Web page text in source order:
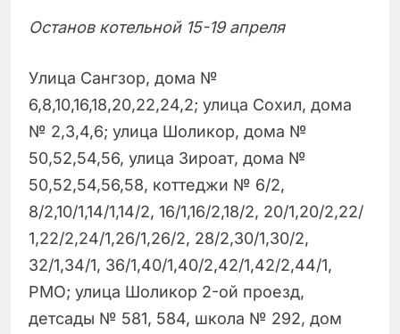
Останов котельной 15-19 апреля
Улица Сангзор, дома №
6,8,10,16,18,20,22,24,2; улица Сохил, дома
№ 2,3,4,6; улица Шоликор, дома №
50,52,54,56, улица Зироат, дома №
50,52,54,56,58, коттеджи № 6/2,
8/2,10/1,14/1,14/2, 16/1,16/2,18/2, 20/1,20/2,22/
1,22/2,24/1,26/1,26/2, 28/2,30/1,30/2,
32/1,34/1, 36/1,40/1,40/2,42/1,42/2,44/1,
РМО; улица Шоликор 2-ой проезд,
детсады № 581, 584, школа № 292, дом